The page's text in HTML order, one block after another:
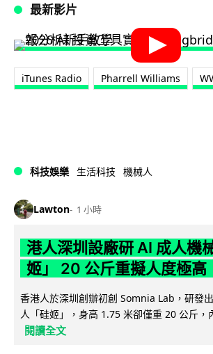
最新影片
iTunes Radio Pharrell Williams
科技娛樂 生活科技 機械人
Lawton 1 小時
港人深圳設廠研 AI 成人機
姬」 20 公斤重擬人度極高
香港人於深圳創辦初創 Somnia Lab，研發
人「硅姬」，身高 1.75 米卻僅重 20 公斤，
閱讀全文